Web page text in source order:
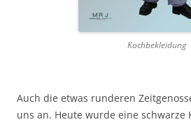
Kochbekleidung
Auch die etwas runderen
uns an. Heute wurde eine schwarze